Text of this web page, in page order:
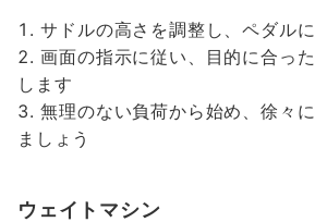
サドルの高さを調整し、ペダル
画面の指示に従い、目的に合っ
します
無理のない負荷から始め、徐々
ましょう
ウェイトマシン